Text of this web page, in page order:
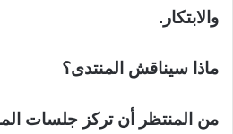
والابتكار.
ماذا سيناقش المنتدى؟
من المنتظر أن تركز جلسات